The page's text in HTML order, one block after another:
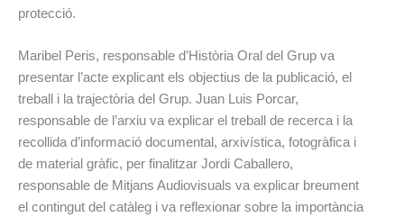
protecció.
Maribel Peris, responsable d’Història Oral del Grup va
presentar l’acte explicant els objectius de la publicació, el
treball i la trajectòria del Grup. Juan Luis Porcar,
responsable de l’arxiu va explicar el treball de recerca i la
recollida d’informació documental, arxivística, fotogràfica i
de material gràfic, per finalitzar Jordi Caballero,
responsable de Mitjans Audiovisuals va explicar breument
el contingut del catàleg i va reflexionar sobre la importància